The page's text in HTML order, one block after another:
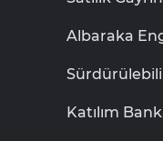
Albaraka
Katılım